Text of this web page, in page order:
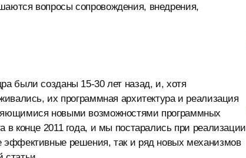
вопросы сопровождения, внедрения,
были созданы 15-30лет назад, и, хотя
их программная архитектура и реализация
новыми возможностями программных
в конце 2011 года, и мы постарались при реализации
эффективные решения, так и ряд новых механизмов